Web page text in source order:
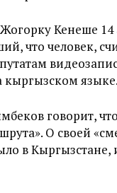
Кенеше
что человек,
кыргызском языке.
говорит,
О своей
в